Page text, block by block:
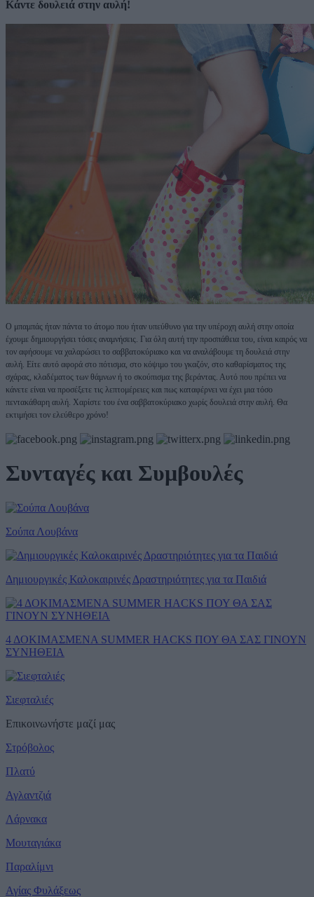
Κάντε δουλειά στην αυλή!
Ο μπαμπάς ήταν πάντα το άτομο που ήταν υπεύθυνο για την υπέροχη αυλή στην οποία
έχουμε δημιουργήσει τόσες αναμνήσεις. Για όλη αυτή την προσπάθεια του, είναι καιρός να
τον αφήσουμε να χαλαρώσει το σαββατοκύριακο και να αναλάβουμε τη δουλειά στην
αυλή. Είτε αυτό αφορά στο πότισμα, στο κόψιμο του γκαζόν, στο καθαρίσματος της
σχάρας, κλαδέματος των θάμνων ή το σκούπισμα της βεράντας. Αυτό που πρέπει να
κάνετε είναι να προσέξετε τις λεπτομέρειες και πως καταφέρνει να έχει μια τόσο
πεντακάθαρη αυλή. Χαρίστε του ένα σαββατοκύριακο χωρίς δουλειά στην αυλή. Θα
εκτιμήσει τον ελεύθερο χρόνο!
Συνταγές και Συμβουλές
Σούπα Λουβάνα
Δημιουργικές Καλοκαιρινές Δραστηριότητες για τα Παιδιά
4 ΔΟΚΙΜΑΣΜΕΝΑ SUMMER HACKS ΠΟΥ ΘΑ ΣΑΣ ΓΙΝΟΥΝ
ΣΥΝΗΘΕΙΑ
Σιεφταλιές
Επικοινωνήστε μαζί μας
Στρόβολος
Πλατύ
Αγλαντζιά
Λάρνακα
Μουταγιάκα
Παραλίμνι
Αγίας Φυλάξεως